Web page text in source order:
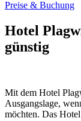
Preise & Buchung
Hotel
günstig
Mit dem Hotel
Ausgangslage,
möchten. Das